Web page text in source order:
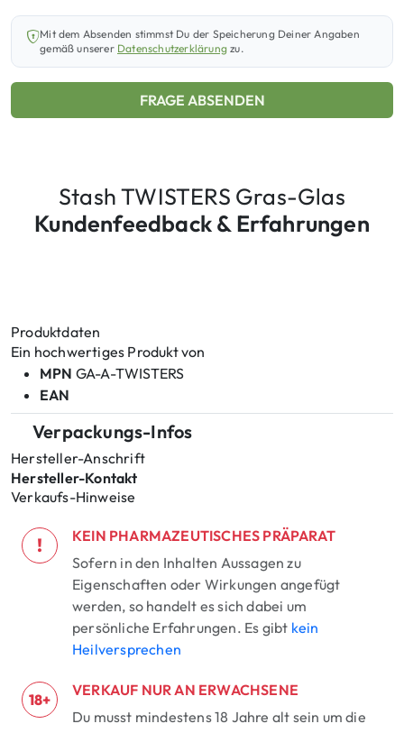
Mit dem Absenden stimmst Du der Speicherung Deiner Angaben
gemäß unserer Datenschutzerklärung zu.
FRAGE ABSENDEN
Stash TWISTERS Gras-Glas
Kundenfeedback & Erfahrungen
Produktdaten
Ein hochwertiges Produkt von
MPN GA-A-TWISTERS
EAN
Verpackungs-Infos
Hersteller-Anschrift
Hersteller-Kontakt
Verkaufs-Hinweise
!
KEIN PHARMAZEUTISCHES PRÄPARAT
Sofern in den Inhalten Aussagen zu
Eigenschaften oder Wirkungen angefügt
werden, so handelt es sich dabei um
persönliche Erfahrungen. Es gibt kein
Heilversprechen
18+
VERKAUF NUR AN ERWACHSENE
Du musst mindestens 18 Jahre alt sein um die